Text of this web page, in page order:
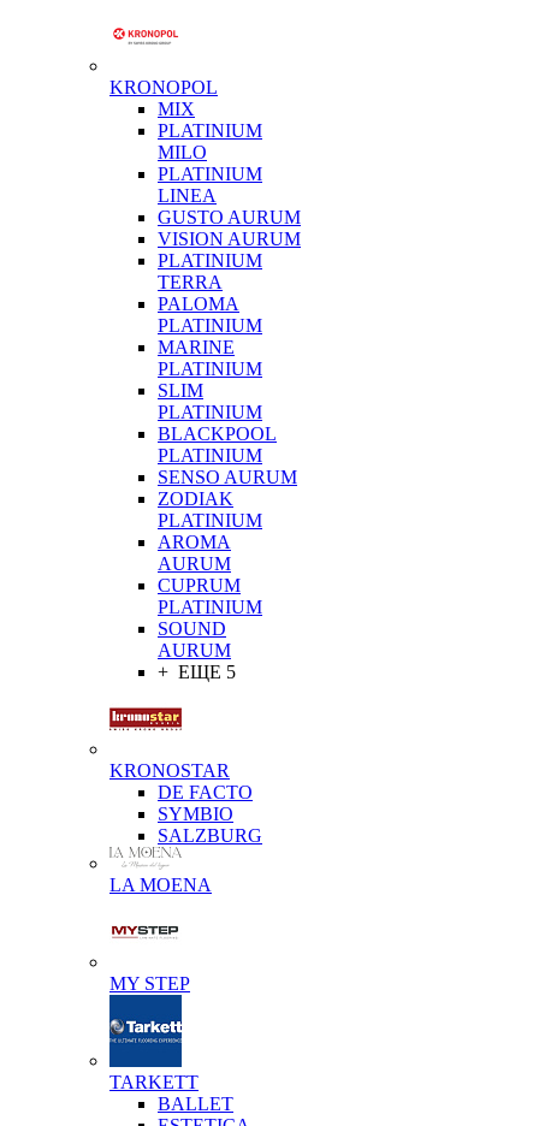
KRONOPOL
MIX
PLATINIUM
MILO
PLATINIUM
LINEA
GUSTO AURUM
VISION AURUM
PLATINIUM
TERRA
PALOMA
PLATINIUM
MARINE
PLATINIUM
SLIM
PLATINIUM
BLACKPOOL
PLATINIUM
SENSO AURUM
ZODIAK
PLATINIUM
AROMA
AURUM
CUPRUM
PLATINIUM
SOUND
AURUM
+ ЕЩЕ 5
KRONOSTAR
DE FACTO
SYMBIO
SALZBURG
LA MOENA
MY STEP
TARKETT
BALLET